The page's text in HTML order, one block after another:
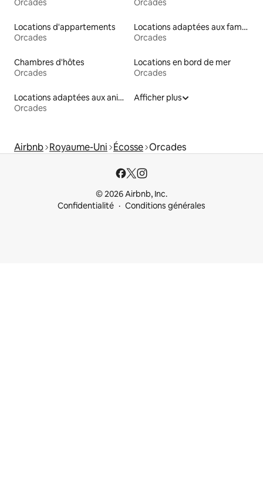
Orcades Orcades
Locations d'appartements
Orcades
Locations adaptées aux familles
Orcades
Chambres d'hôtes
Orcades
Locations en bord de mer
Orcades
Locations adaptées aux animaux
Orcades
Afficher plus
Airbnb Royaume-Uni Écosse Orcades
© 2026 Airbnb, Inc.
Confidentialité
Conditions générales